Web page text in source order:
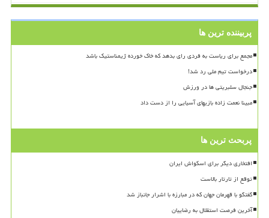
پربیننده ترین ها
مجمع برای ریاست به فردی رای بدهد که خاک خورده ژیمناستیک باشد
درخواست تیم ملی رد شد!
جنجال سلبریتی ها در ورزش
مبینا نعمت زاده بازیهای آسیایی را از دست داد
پربحث ترین ها
افتخاری دیگر برای اسکواش ایران
توقع از تارتار بالاست
گفتگو با قهرمان جهان که در مبارزه با اشرار جانباز شد
آخرین فرصت استقلال به رضاییان